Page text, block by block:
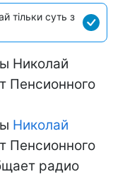
тільки суть з
Николай
Пенсионного
Николай
Пенсионного
радио